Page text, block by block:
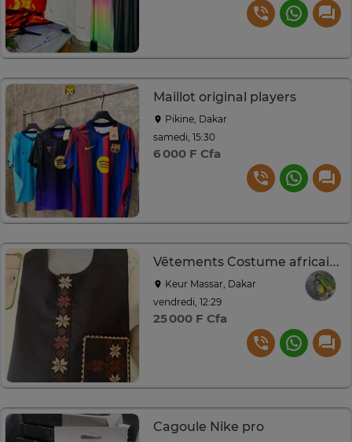
Maillot original players
Pikine, Dakar
samedi, 15:30
6 000 F Cfa
Vêtements Costume africaine
Keur Massar, Dakar
vendredi, 12:29
25 000 F Cfa
Cagoule Nike pro